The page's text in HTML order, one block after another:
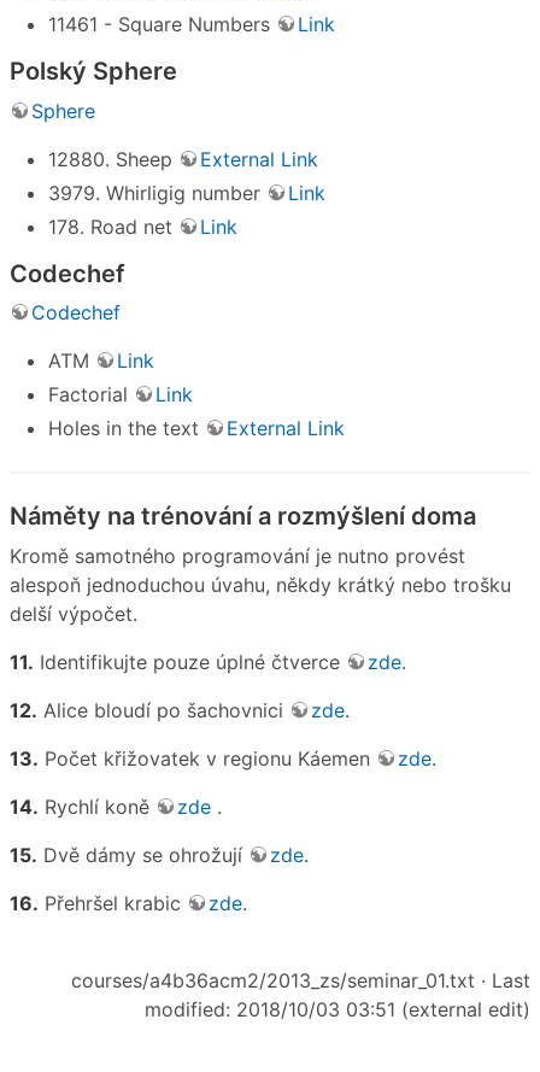
11461 - Square Numbers
Link
Polský Sphere
Sphere
12880. Sheep
External Link
3979. Whirligig number
Link
178. Road net
Link
Codechef
Codechef
ATM
Link
Factorial
Link
Holes in the text
External Link
Náměty na trénování a rozmýšlení doma
Kromě samotného programování je nutno provést
alespoň jednoduchou úvahu, někdy krátký nebo trošku
delší výpočet.
11. Identifikujte pouze úplné čtverce zde.
12. Alice bloudí po šachovnici zde.
13. Počet křižovatek v regionu Káemen zde.
14. Rychlí koně zde .
15. Dvě dámy se ohrožují zde.
16. Přehršel krabic zde.
courses/a4b36acm2/2013_zs/seminar_01.txt · Last
modified: 2018/10/03 03:51 (external edit)